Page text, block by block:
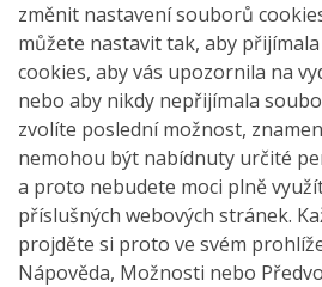
změnit nastavení souborů
můžete nastavit tak, aby
cookies, aby vás upozornila na
nebo aby nikdy nepřijímala
zvolíte poslední možnost,
nemohou být nabídnuty určité
a proto nebudete moci plně
příslušných webových stránek.
projděte si proto ve svém
Nápověda, Možnosti nebo